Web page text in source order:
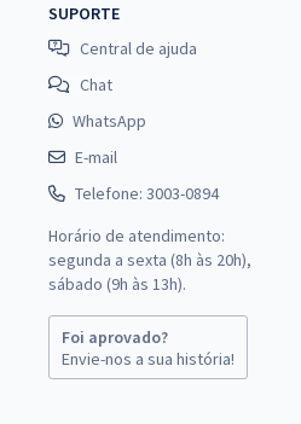
SUPORTE
Central de ajuda
Chat
WhatsApp
E-mail
Telefone: 3003-0894
Horário de atendimento:
segunda a sexta (8h às 20h),
sábado (9h às 13h).
Foi aprovado?
Envie-nos a sua história!